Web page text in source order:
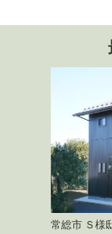
常総市 Ｓ様